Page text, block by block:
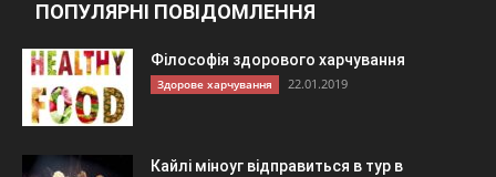
ПОПУЛЯРНІ ПОВІДОМЛЕННЯ
Філософія здорового харчування
Здорове харчування 22.01.2019
Кайлі міноуг відправиться в тур в